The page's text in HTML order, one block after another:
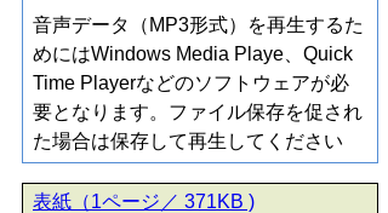
音声データ（MP3形式）を再生するた
めにはWindows Media Playe、Quick
Time Playerなどのソフトウェアが必
要となります。ファイル保存を促され
た場合は保存して再生してください
表紙（1ページ／ 371KB )